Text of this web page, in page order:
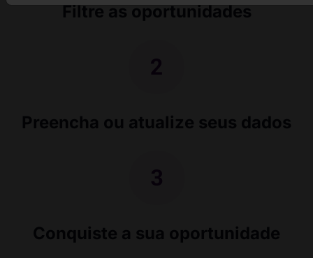
Filtre as oportunidades
Preencha ou atualize seus dados
Conquiste a sua oportunidade